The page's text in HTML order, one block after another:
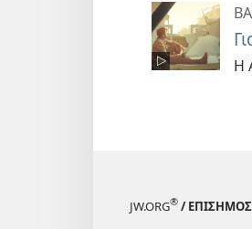
Η
JW.ORG® /